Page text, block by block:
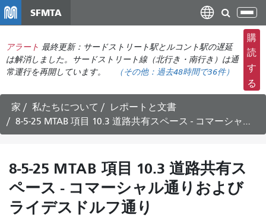
コ
ン
テ
ン
ツ
に
移
SFMTA
ナ
ビ
ゲ
ー
シ
ョ
の
切
替
え
アラート 最終更新：サードストリート駅とルコント駅の遅延
は解消しました。サードストリート線（北行き・南行き）は通
常運行を再開しています。
（その他： 過去48時間で36件）
購
読
す
る
家 私たちについて
レポートと文書
8-5-25 MTAB 項目 10.3 道路共有スペース - コマーシャル通りおよびライデスドルフ通り
8-5-25 MTAB 項目 10.3 道路共有ス
ペース - コマーシャル通りおよび
ライデスドルフ通り